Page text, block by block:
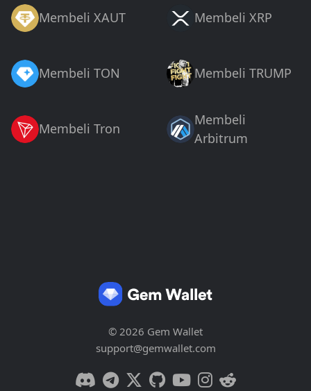
Membeli XAUT Membeli XRP
Membeli TON Membeli TRUMP
Membeli Tron
Membeli
Arbitrum
© 2026 Gem Wallet
support@gemwallet.com